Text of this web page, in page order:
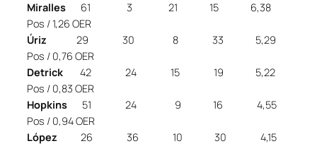
Miralles 61 3 21 15 6,38
Pos / 1,26 OER
Úriz 29 30 8 33 5,29
Pos / 0,76 OER
Detrick 42 24 15 19 5,22
Pos / 0,83 OER
Hopkins 51 24 9 16 4,55
Pos / 0,94 OER
López 26 36 10 30 4,15